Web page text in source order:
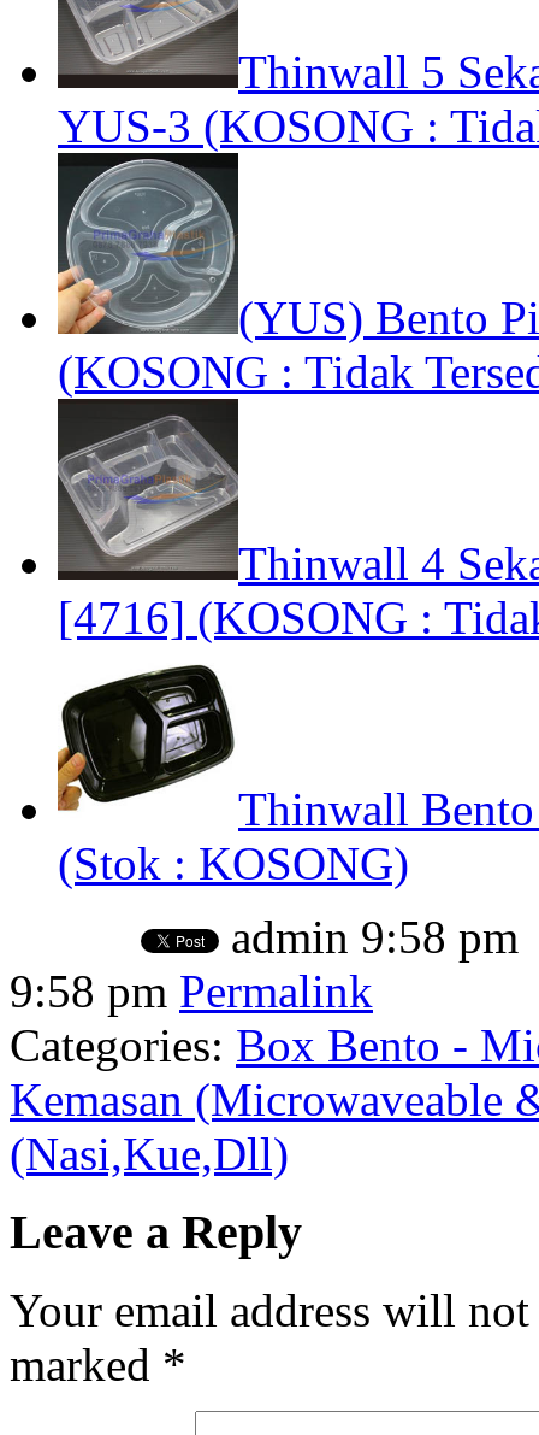
Thinwall 5
YUS-3 (KOSONG :
(YUS) Bento
(KOSONG : Tidak
Thinwall 4
[4716] (KOSONG :
Thinwall
(Stok : KOSONG)
admin 9:58 pm
9:58 pm Permalink
Categories: Box Bento -
Kemasan (Microwaveable
(Nasi,Kue,Dll)
Leave a Reply
Your email address will
marked *